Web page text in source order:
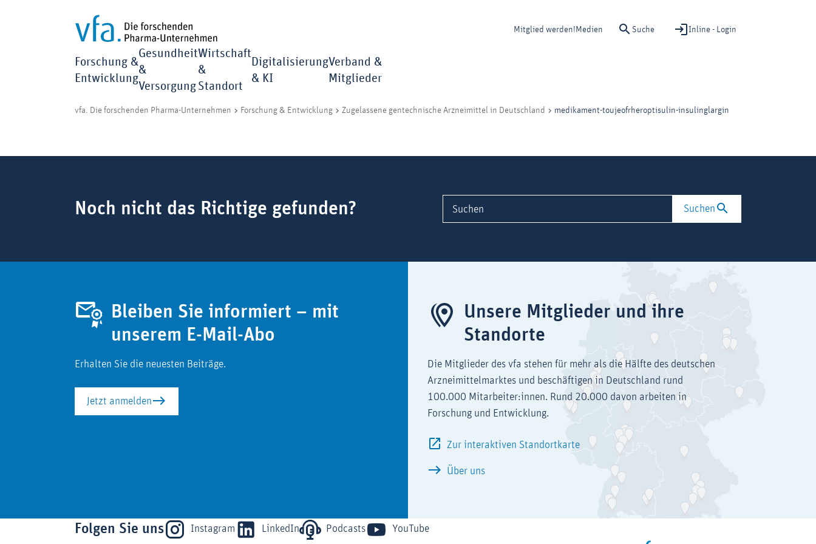
Mitglied werden! Medien Suche Inline - Login
Forschung &
Entwicklung
Gesundheit
&
Versorgung
Wirtschaft
&
Standort
Digitalisierung
& KI
Verband &
Mitglieder
vfa. Die forschenden Pharma-Unternehmen Forschung & Entwicklung Zugelassene gentechnische Arzneimittel in Deutschland medikament-toujeofrheroptisulin-insulinglargin
Noch nicht das Richtige gefunden? Suchen Suchen
Bleiben Sie informiert – mit
unserem E-Mail-Abo
Erhalten Sie die neuesten Beiträge.
Jetzt anmelden
Unsere Mitglieder und ihre
Standorte
Die Mitglieder des vfa stehen für mehr als die Hälfte des deutschen
Arzneimittelmarktes und beschäftigen in Deutschland rund
100.000 Mitarbeiter:innen. Rund 20.000 davon arbeiten in
Forschung und Entwicklung.
Zur interaktiven Standortkarte
Über uns
Folgen Sie uns Instagram LinkedIn Podcasts YouTube